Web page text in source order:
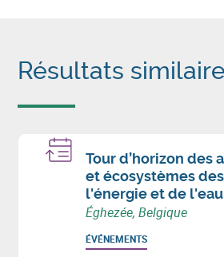
Résultats
Tour d’horizon des
et écosystèmes
l'énergie et de
Éghezée, Belgique
ÉVÉNEMENTS